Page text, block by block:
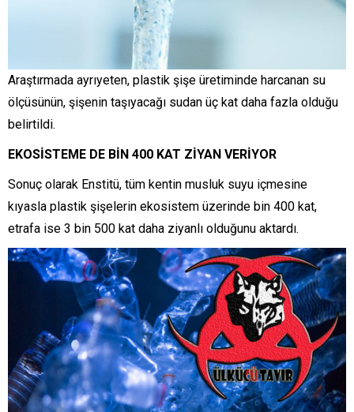
Araştırmada ayrıyeten, plastik şişe üretiminde harcanan su
ölçüsünün, şişenin taşıyacağı sudan üç kat daha fazla olduğu
belirtildi.
EKOSİSTEME DE BİN 400 KAT ZİYAN VERİYOR
Sonuç olarak Enstitü, tüm kentin musluk suyu içmesine
kıyasla plastik şişelerin ekosistem üzerinde bin 400 kat,
etrafa ise 3 bin 500 kat daha ziyanlı olduğunu aktardı.